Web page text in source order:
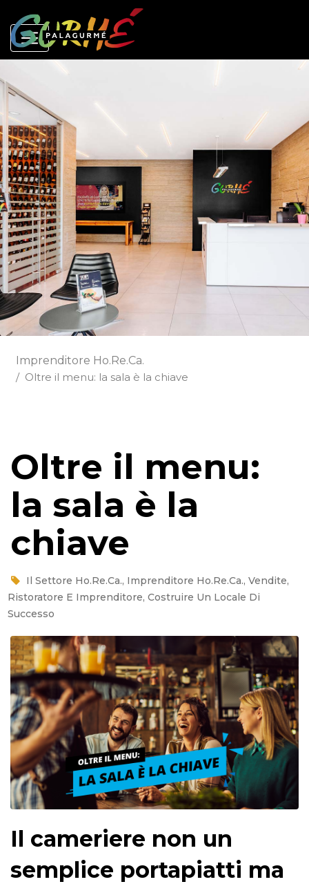
Imprenditore Ho.Re.Ca.
Oltre il menu: la sala è la chiave
Oltre il menu:
la sala è la
chiave
Il Settore Ho.Re.Ca., Imprenditore Ho.Re.Ca., Vendite,
Ristoratore E Imprenditore, Costruire Un Locale Di
Successo
Il cameriere non un
semplice portapiatti ma